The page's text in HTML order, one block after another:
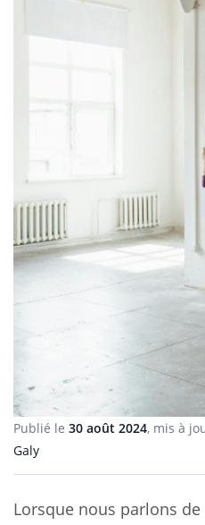
Publié le 30 août 2024, mis à
Galy
Lorsque nous parlons